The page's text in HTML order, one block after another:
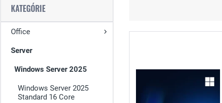
KATEGÓRIE
Office
Server
Windows Server 2025
Windows Server 2025
Standard 16 Core